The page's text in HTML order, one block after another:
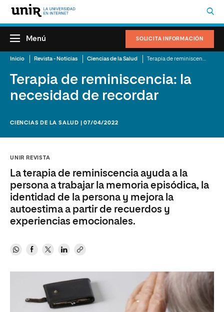
SOLICITA INFORMACIÓN
Menú
Inicio Revista - Noticias Ciencias de la Salud
Terapia de reminiscencia: la
necesidad de recordar
CIENCIAS DE LA SALUD | 07/04/2022
UNIR REVISTA
La terapia de reminiscencia ayuda a la
persona a trabajar la memoria episódica, la
identidad de la persona y mejora la
autoestima a partir de recuerdos y
experiencias emocionales.